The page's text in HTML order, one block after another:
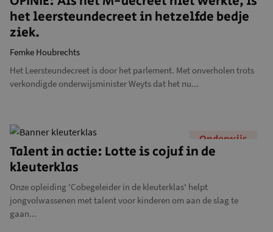
het leersteundecreet in hetzelfde bedje
ziek.
Femke Houbrechts
Het Leersteundecreet is door het parlement. Met onverholen trots
verkondigde onderwijsminister Weyts dat het nu...
Onderwijs
Talent in actie: Lotte is cojuf in de
kleuterklas
Onze opleiding 'Cobegeleider in de kleuterklas' helpt
jongvolwassenen met talent voor kinderen om aan de slag te
gaan...